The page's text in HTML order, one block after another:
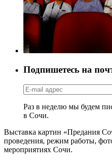
Подпишетесь на
Раз в неделю мы будем
в Сочи.
Выставка картин «Предания
проведения, режим работы,
мероприятиях Сочи.